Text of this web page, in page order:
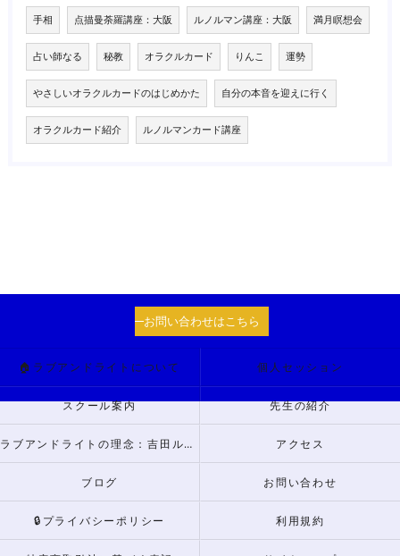
手相 点描曼荼羅講座：大阪 ルノルマン講座：大阪 満月瞑想会
占い師なる 秘教 オラクルカード りんこ 運勢
やさしいオラクルカードのはじめかた 自分の本音を迎えに行く
オラクルカード紹介 ルノルマンカード講座
お問い合わせはこちら
🏠ラブアンドライトについて 個人セッション
スクール案内 先生の紹介
ラブアンドライトの理念：吉田ルナからのメッセージ アクセス
ブログ お問い合わせ
🔒プライバシーポリシー 利用規約